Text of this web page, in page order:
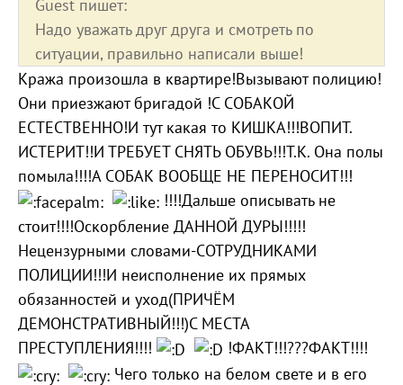
Guest пишет:
Надо уважать друг друга и смотреть по
ситуации, правильно написали выше!
Кража произошла в квартире!Вызывают полицию!
Они приезжают бригадой !С СОБАКОЙ
ЕСТЕСТВЕННО!И тут какая то КИШКА!!!ВОПИТ.
ИСТЕРИТ!!И ТРЕБУЕТ СНЯТЬ ОБУВЬ!!!Т.К. Она полы
помыла!!!!А СОБАК ВООБЩЕ НЕ ПЕРЕНОСИТ!!!
!!!!Дальше описывать не
стоит!!!!Оскорбление ДАННОЙ ДУРЫ!!!!!
Нецензурными словами-СОТРУДНИКАМИ
ПОЛИЦИИ!!!И неисполнение их прямых
обязанностей и уход(ПРИЧЁМ
ДЕМОНСТРАТИВНЫЙ!!!)С МЕСТА
ПРЕСТУПЛЕНИЯ!!!!
!ФАКТ!!!???ФАКТ!!!!
Чего только на белом свете и в его